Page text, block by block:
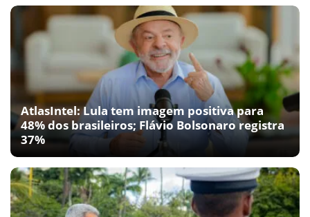
AtlasIntel: Lula tem imagem positiva para
48% dos brasileiros; Flávio Bolsonaro registra
37%